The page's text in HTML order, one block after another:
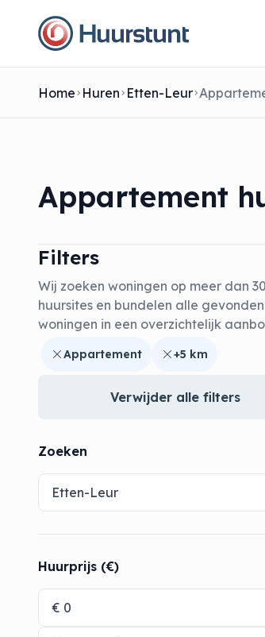
Home Huren Etten-Leur
Appartement
Filters
Wij zoeken woningen op meer dan
huursites en bundelen alle gevonden
woningen in een overzichtelijk
Appartement +5 km
Verwijder alle filters
Zoeken
Huurprijs (€)